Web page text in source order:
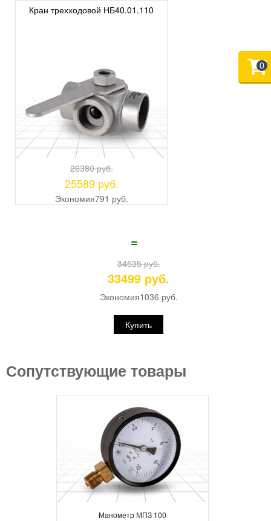
Кран трехходовой НБ40.01.110
26380 руб.
25589 руб.
Экономия791 руб.
=
34535 руб.
33499 руб.
Экономия1036 руб.
Купить
Сопутствующие товары
Манометр МПЗ 100
0